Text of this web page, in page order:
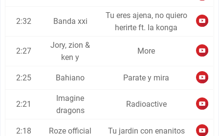
2:32 Banda xxi
Tu eres ajena, no quiero
herirte ft. la konga
2:27
Jory, zion &
ken y
More
2:25 Bahiano Parate y mira
2:21
Imagine
dragons
Radioactive
2:18 Roze official Tu jardin con enanitos